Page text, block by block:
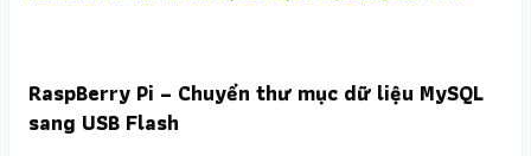
RaspBerry Pi – Chuyển thư mục dữ liệu MySQL
sang USB Flash